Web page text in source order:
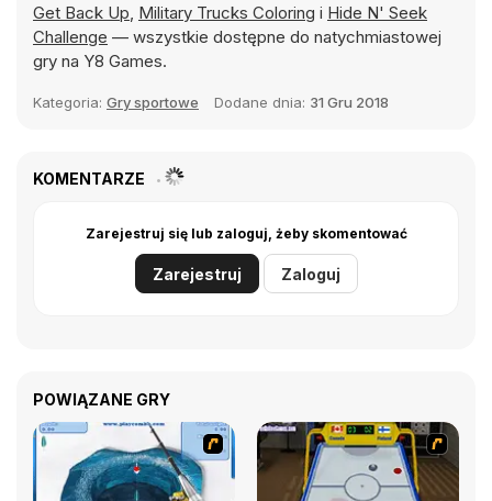
Get Back Up, Military Trucks Coloring i Hide N' Seek
Challenge — wszystkie dostępne do natychmiastowej
gry na Y8 Games.
Kategoria: Gry sportowe Dodane dnia: 31 Gru 2018
KOMENTARZE
Zarejestruj się lub zaloguj, żeby skomentować
Zarejestruj Zaloguj
POWIĄZANE GRY